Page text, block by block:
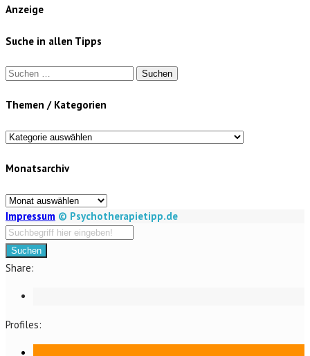
Anzeige
Suche in allen Tipps
Suchen
Themen / Kategorien
Themen
Kategorien
Monatsarchiv
Monatsarchiv
Impressum © Psychotherapietipp.de
Suchen
Share:
Profiles: